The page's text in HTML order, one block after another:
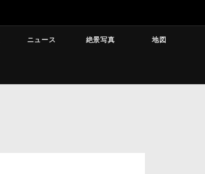
ニュース 絶景写真 地図